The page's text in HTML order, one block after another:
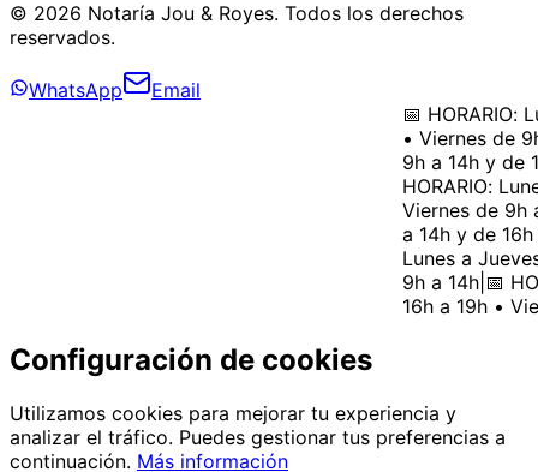
© 2026 Notaría Jou & Royes. Todos los derechos
reservados.
WhatsApp
Email
📅 HORARIO:
• Viernes de 9h
9h a 14h y de
HORARIO:
Viernes de 9h a
a 14h y de 16h
Lunes a
9h a 14h|📅
16h a 19h •
Configuración de cookies
Utilizamos cookies para mejorar tu experiencia y
analizar el tráfico. Puedes gestionar tus preferencias a
continuación. Más información